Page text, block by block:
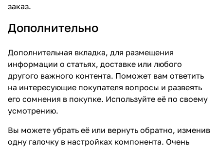
заказ.
Дополнительно
Дополнительная вкладка, для размещения
информации о статьях, доставке или любого
другого важного контента. Поможет вам ответить
на интересующие покупателя вопросы и развеять
его сомнения в покупке. Используйте её по своему
усмотрению.
Вы можете убрать её или вернуть обратно, изменив
одну галочку в настройках компонента. Очень